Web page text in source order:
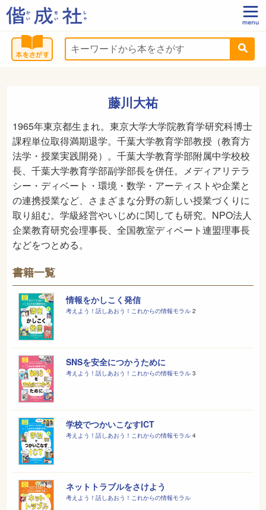
藤川大祐
1965年東京都生まれ。東京大学大学院教育学研究科博士
課程単位取得満期退学。千葉大学教育学部教授（教育方
法学・授業実践開発）。千葉大学教育学部附属中学校校
長、千葉大学教育学部副学部長を併任。メディアリテラ
シー・ディベート・環境・数学・アーティストや企業と
の連携授業など、さまざまな分野の新しい授業づくりに
取り組む。学級経営やいじめに関しても研究。NPO法人
企業教育研究会理事長、全国教室ディベート連盟理事長
などをつとめる。
書籍一覧
情報をかしこく発信
考えよう！話しあおう！これからの情報モラル 2
SNSを安全につかうために
考えよう！話しあおう！これからの情報モラル 3
学校でつかいこなすICT
考えよう！話しあおう！これからの情報モラル 4
ネットトラブルをさけよう
考えよう！話しあおう！これからの情報モラル